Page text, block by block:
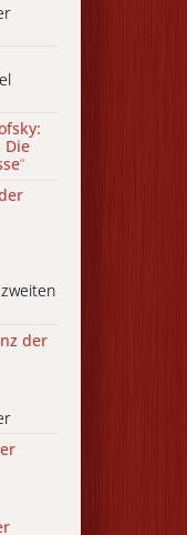
Die
“
der